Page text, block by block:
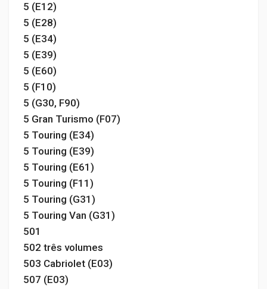
5 (E12)
5 (E28)
5 (E34)
5 (E39)
5 (E60)
5 (F10)
5 (G30, F90)
5 Gran Turismo (F07)
5 Touring (E34)
5 Touring (E39)
5 Touring (E61)
5 Touring (F11)
5 Touring (G31)
5 Touring Van (G31)
501
502 três volumes
503 Cabriolet (E03)
507 (E03)